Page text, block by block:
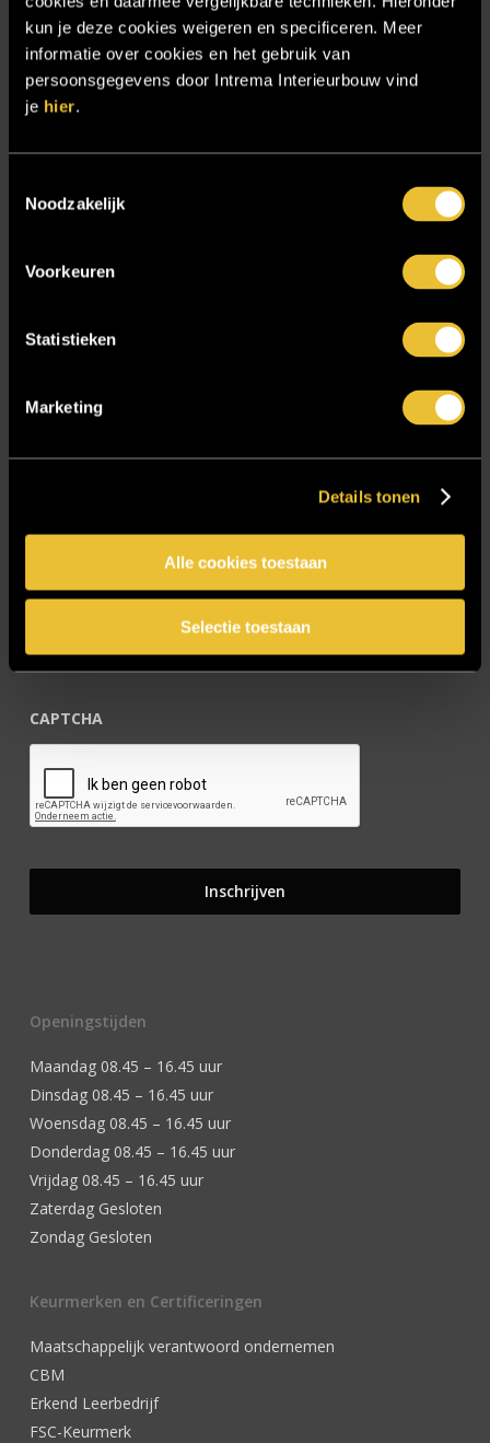
kun je deze cookies weigeren en specificeren. Meer
informatie over cookies en het gebruik van
persoonsgegevens door Intrema Interieurbouw vind
je hier.
Noodzakelijk
Voorkeuren
Statistieken
Marketing
Details tonen
Alle cookies toestaan
Selectie toestaan
Projecten
Referenties
Samenwerken
SIDN
TV lift
CAPTCHA
Openingstijden
Maandag 08.45 – 16.45 uur
Dinsdag 08.45 – 16.45 uur
Woensdag 08.45 – 16.45 uur
Donderdag 08.45 – 16.45 uur
Vrijdag 08.45 – 16.45 uur
Zaterdag Gesloten
Zondag Gesloten
Keurmerken en Certificeringen
Maatschappelijk verantwoord ondernemen
CBM
Erkend Leerbedrijf
FSC-Keurmerk